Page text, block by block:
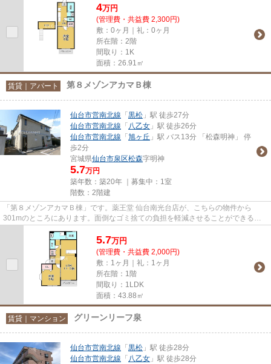
4万円
(管理費・共益費 2,300円)
敷：0ヶ月｜礼：0ヶ月
所在階：2階
間取り：1K
面積：26.91㎡
賃貸｜アパート 第８メゾンアカマＢ棟
仙台市営南北線 「 黒松 」駅 徒歩27分
仙台市営南北線 「 八乙女 」駅 徒歩26分
仙台市営南北線 「 旭ヶ丘 」駅 バス13分 「松森明神」 停
歩2分
宮城県仙台市泉区松森字明神
5.7万円
築年数：築20年 ｜募集中： 1室
階数：2階建
「第８メゾンアカマＢ棟」です。薬王堂 仙台南光台店が、こちらの物件から
301mのところにあります。面倒なゴミ捨ての負担を軽減させることができるの
5.7万円
(管理費・共益費 2,000円)
敷：1ヶ月｜礼：1ヶ月
所在階：1階
間取り：1LDK
面積：43.88㎡
賃貸｜マンション グリーンリーフ泉
仙台市営南北線 「 黒松 」駅 徒歩28分
仙台市営南北線 「 八乙女 」駅 徒歩28分